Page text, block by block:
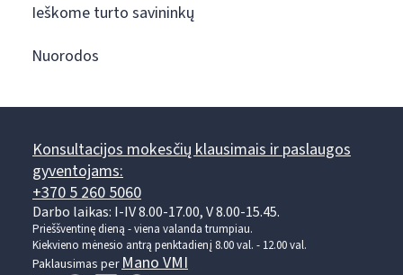
Ieškome turto savininkų
Nuorodos
Konsultacijos mokesčių klausimais ir paslaugos
gyventojams:
+370 5 260 5060
Darbo laikas: I-IV 8.00-17.00, V 8.00-15.45.
Prieššventinę dieną - viena valanda trumpiau.
Kiekvieno mėnesio antrą penktadienį 8.00 val. - 12.00 val.
Paklausimas per Mano VMI